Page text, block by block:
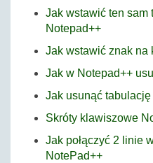
Jak wstawić ten sam
Notepad++
Jak wstawić znak na
Jak w Notepad++
Jak usunąć
Skróty klawiszowe
Jak połączyć 2 linie
NotePad++